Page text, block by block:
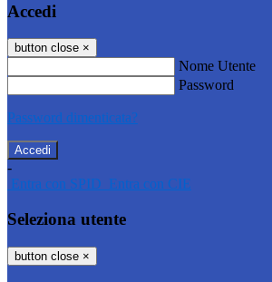
Accedi
button close ×
Nome Utente
Password
Password dimenticata?
-
Entra con SPID Entra con CIE
Seleziona utente
button close ×